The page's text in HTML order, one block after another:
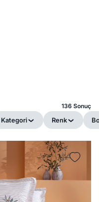
136 Sonuç
Kategori Renk